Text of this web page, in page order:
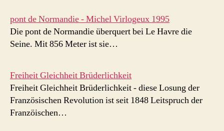
pont de Normandie - Michel Virlogeux 1995
Die pont de Normandie überquert bei Le Havre die
Seine. Mit 856 Meter ist sie…
Freiheit Gleichheit Brüderlichkeit
Freiheit Gleichheit Brüderlichkeit - diese Losung der
Französischen Revolution ist seit 1848 Leitspruch der
Franzöischen…